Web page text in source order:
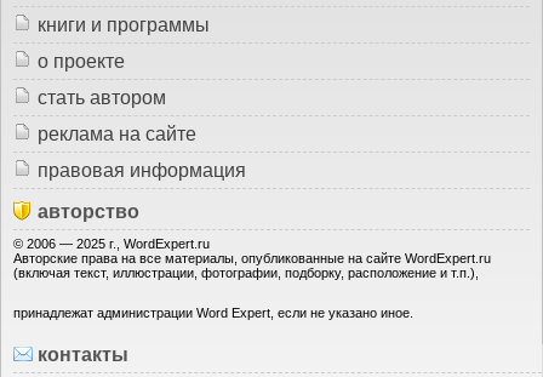
книги и программы
о проекте
стать автором
реклама на сайте
правовая информация
авторство
© 2006 — 2025 г., WordExpert.ru
Авторские права на все материалы, опубликованные на сайте WordExpert.ru
(включая текст, иллюстрации, фотографии, подборку, расположение и т.п.),
принадлежат администрации Word Expert, если не указано иное.
контакты